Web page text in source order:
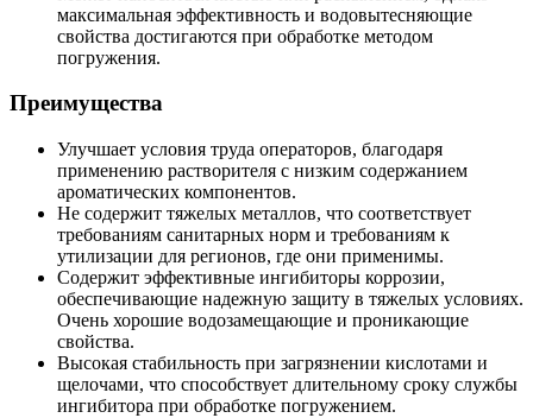
максимальная эффективность и водовытесняющие
свойства достигаются при обработке методом
погружения.
Преимущества
Улучшает условия труда операторов, благодаря
применению растворителя с низким содержанием
ароматических компонентов.
Не содержит тяжелых металлов, что соответствует
требованиям санитарных норм и требованиям к
утилизации для регионов, где они применимы.
Содержит эффективные ингибиторы коррозии,
обеспечивающие надежную защиту в тяжелых условиях.
Очень хорошие водозамещающие и проникающие
свойства.
Высокая стабильность при загрязнении кислотами и
щелочами, что способствует длительному сроку службы
ингибитора при обработке погружением.